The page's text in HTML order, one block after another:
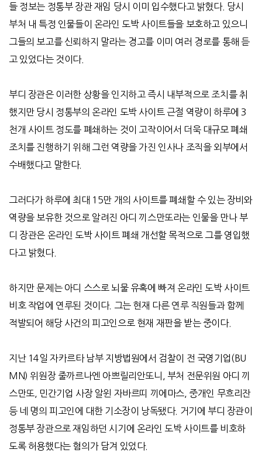
들 정보는 정통부 장관 재임 당시 이미 입수했다고 밝혔다. 당시
부처 내 특정 인물들이 온라인 도박 사이트들을 보호하고 있으니
그들의 보고를 신뢰하지 말라는 경고를 이미 여러 경로를 통해 듣
고 있었다는 것이다.
부디 장관은 이러한 상황을 인지하고 즉시 내부적으로 조치를 취
했지만 당시 정통부의 온라인 도박 사이트 근절 역량이 하루에 3
천개 사이트 정도를 폐쇄하는 것이 고작이어서 더욱 대규모 폐쇄
조치를 진행하기 위해 그런 역량을 가진 인사나 조직을 외부에서
수배했다고 말한다.
그러다가 하루에 최대 15만 개의 사이트를 폐쇄할 수 있는 장비와
역량을 보유한 것으로 알려진 아디 끼스만또라는 인물을 만나 부
디 장관은 온라인 도박 사이트 폐쇄 개선할 목적으로 그를 영입했
다고 밝혔다.
하지만 문제는 아디 스스로 뇌물 유혹에 빠져 온라인 도박 사이트
비호 작업에 연루된 것이다.
그는 현재 다른 연루 직원들과 함께
적발되어 해당 사건의 피고인으로 현재 재판을 받는 중이다.
지난14일 자카르타 남부 지방법원에서 검찰이 전 국영기업(BU
MN) 위원장 줄까르나엔 아쁘릴리안또니
부처 전문위원 아디 끼
스만또
민간기업 사장 알윈 자바르띠 끼에마스
중개인 무흐리잔
등 네 명의 피고인에 대한 기소장이 낭독됐다. 거기에 부디 장관이
정통부 장관으로 재임하던 시기에 온라인 도박 사이트를 비호하
도록 허용했다는 혐의가 담겨 있었다.